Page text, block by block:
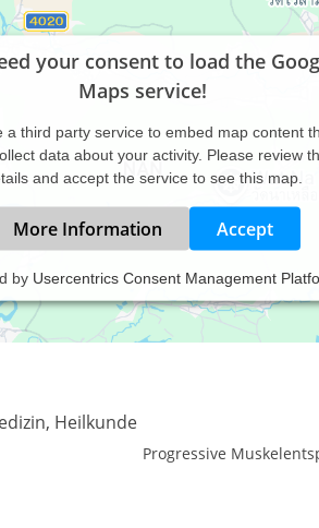
your consent to load the
Maps service!
a third party service to embed map content
data about your activity. Please review
and accept the service to see this map.
More Information Accept
by Usercentrics Consent Management
Heilkunde
Progressive